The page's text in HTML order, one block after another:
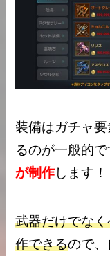
装備はガチャ
るのが一般的
が制作します！
武器だけでな
作できるので